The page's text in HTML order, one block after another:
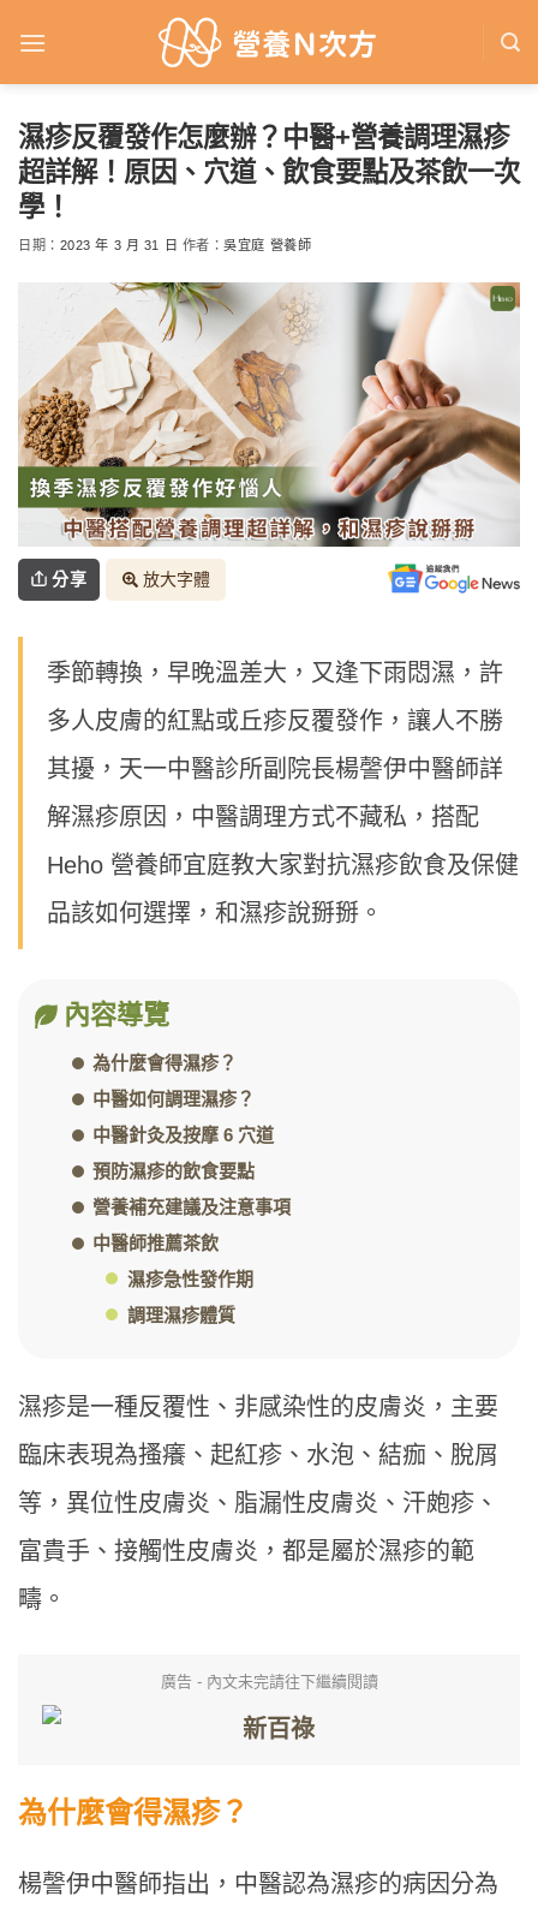
濕疹反覆發作怎麼辦？中醫+營養調理濕疹
超詳解！原因、穴道、飲食要點及茶飲一次
學！
日期： 2023 年 3 月 31 日 作者：吳宜庭 營養師
分享 放大字體
季節轉換，早晚溫差大，又逢下雨悶濕，許
多人皮膚的紅點或丘疹反覆發作，讓人不勝
其擾，天一中醫診所副院長楊謦伊中醫師詳
解濕疹原因，中醫調理方式不藏私，搭配
Heho 營養師宜庭教大家對抗濕疹飲食及保健
品該如何選擇，和濕疹說掰掰。
內容導覽
為什麼會得濕疹？
中醫如何調理濕疹？
中醫針灸及按摩 6 穴道
預防濕疹的飲食要點
營養補充建議及注意事項
中醫師推薦茶飲
濕疹急性發作期
調理濕疹體質
濕疹是一種反覆性、非感染性的皮膚炎，主要
臨床表現為搔癢、起紅疹、水泡、結痂、脫屑
等，異位性皮膚炎、脂漏性皮膚炎、汗皰疹、
富貴手、接觸性皮膚炎，都是屬於濕疹的範
疇。
廣告 - 內文未完請往下繼續閱讀
為什麼會得濕疹？
楊謦伊中醫師指出，中醫認為濕疹的病因分為